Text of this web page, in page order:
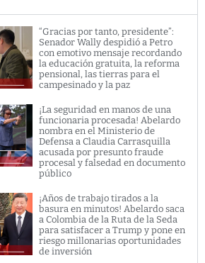
“Gracias por tanto, presidente”:
Senador Wally despidió a Petro
con emotivo mensaje recordando
la educación gratuita, la reforma
pensional, las tierras para el
campesinado y la paz
¡La seguridad en manos de una
funcionaria procesada! Abelardo
nombra en el Ministerio de
Defensa a Claudia Carrasquilla
acusada por presunto fraude
procesal y falsedad en documento
público
¡Años de trabajo tirados a la
basura en minutos! Abelardo saca
a Colombia de la Ruta de la Seda
para satisfacer a Trump y pone en
riesgo millonarias oportunidades
de inversión